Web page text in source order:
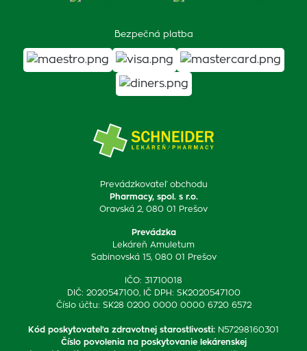
Prevádzkovateľ obchodu
Pharmacy, spol. s r.o.
Oravská 2, 080 01 Prešov
Prevádzka
Lekáreň Amuletum
Sabinovská 15, 080 01 Prešov
IČO: 31710018
DIČ: 2020547100, IČ DPH: SK2020547100
Číslo účtu: SK28 0200 0000 0000 6720 6572
Kód poskytovateľa zdravotnej starostlivosti: N57298160301
Číslo povolenia na poskytovanie lekárenskej
Bezpečná platba